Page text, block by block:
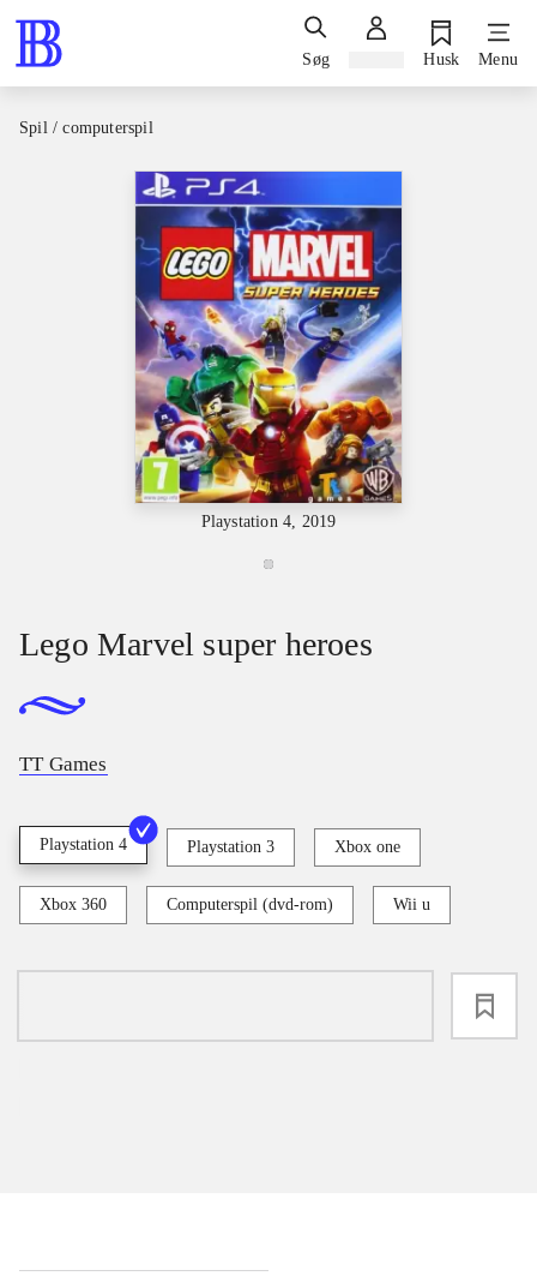
Søg Husk Menu
Spil / computerspil
Playstation 4, 2019
Lego Marvel super heroes
TT Games
Playstation 4 Playstation 3 Xbox one
Xbox 360 Computerspil (dvd-rom) Wii u